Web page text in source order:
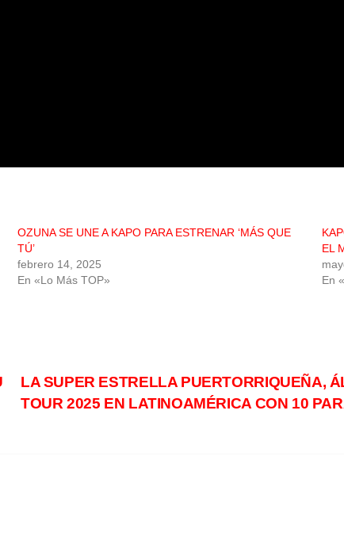
OZUNA SE UNE A KAPO PARA ESTRENAR ‘MÁS QUE
TÚ’
febrero 14, 2025
En «Lo Más TOP»
EL
En
LA SUPER ESTRELLA PUERTORRIQUEÑA,
TOUR 2025 EN LATINOAMÉRICA CON 10